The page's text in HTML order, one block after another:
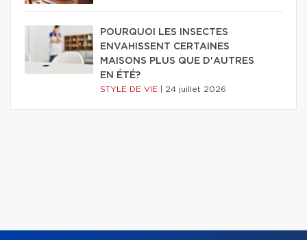
POURQUOI LES INSECTES
ENVAHISSENT CERTAINES
MAISONS PLUS QUE D'AUTRES
EN ÉTÉ?
STYLE DE VIE 24 juillet 2026